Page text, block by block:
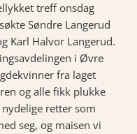
treff onsdag
Søndre Langerud
Karl Halvor Langerud.
i Øvre
fra laget
og alle fikk plukke
retter som
seg, og maisen vi